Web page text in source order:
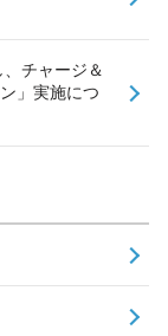
チャージ＆
」実施につ